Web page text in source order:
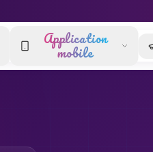
Application
mobile